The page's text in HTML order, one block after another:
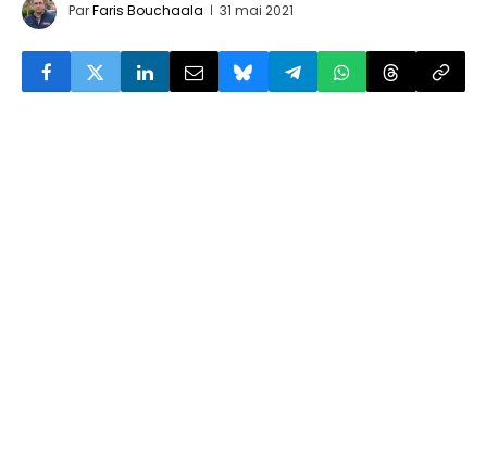
ParFaris Bouchaala 31 mai 2021